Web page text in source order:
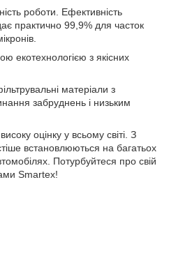
роботи. Ефективність
практично 99,9% для часток
екотехнологією з якісних
матеріали з
забруднень і низьким
оцінку у всьому світі. З
встановлюються на багатьох
Потурбуйтеся про свій
Smartex!